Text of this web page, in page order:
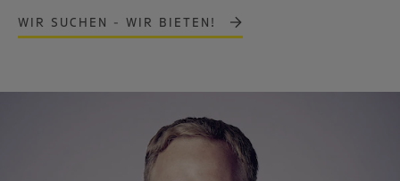
WIR SUCHEN - WIR BIETEN!